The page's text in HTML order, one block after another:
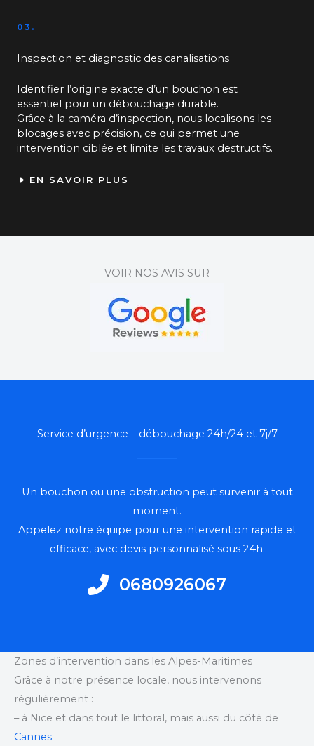
03.
Inspection et diagnostic des canalisations
Identifier l’origine exacte d’un bouchon est
essentiel pour un débouchage durable.
Grâce à la caméra d’inspection, nous localisons les
blocages avec précision, ce qui permet une
intervention ciblée et limite les travaux destructifs.
EN SAVOIR PLUS
VOIR NOS AVIS SUR​
Service d’urgence – débouchage 24h/24 et 7j/7
Un bouchon ou une obstruction peut survenir à tout
moment.
Appelez notre équipe pour une intervention rapide et
efficace, avec devis personnalisé sous 24h.
0680926067
Zones d’intervention dans les Alpes-Maritimes
Grâce à notre présence locale, nous intervenons
régulièrement :
– à Nice et dans tout le littoral, mais aussi du côté de
Cannes